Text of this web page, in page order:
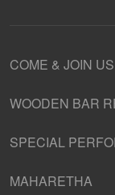
COME & JOIN
WOODEN BAR
SPECIAL
MAHARETHA